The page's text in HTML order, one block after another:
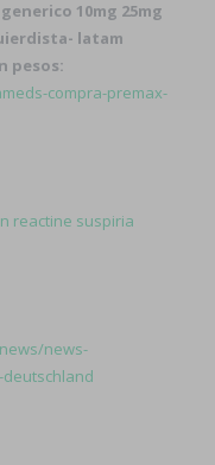
10mg 25mg
latam
pesos:
compra-premax-
reactine suspiria
news-